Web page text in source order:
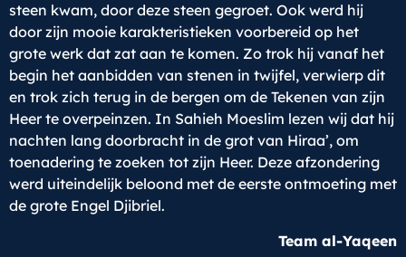
steen kwam, door deze steen gegroet. Ook werd hij
door zijn mooie karakteristieken voorbereid op het
grote werk dat zat aan te komen. Zo trok hij vanaf het
begin het aanbidden van stenen in twijfel, verwierp dit
en trok zich terug in de bergen om de Tekenen van zijn
Heer te overpeinzen. In Sahieh Moeslim lezen wij dat hij
nachten lang doorbracht in de grot van Hiraa’, om
toenadering te zoeken tot zijn Heer. Deze afzondering
werd uiteindelijk beloond met de eerste ontmoeting met
de grote Engel Djibriel.
Team al-Yaqeen